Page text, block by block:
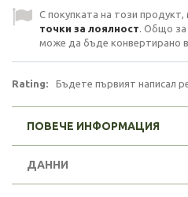
С покупката на този
точки за лоялност. Общо за
може да бъде конвертирано
Rating: Бъдете първият написал
ПОВЕЧЕ ИНФОРМАЦИЯ
ДАННИ